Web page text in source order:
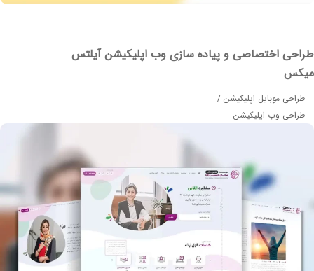
اختصاصی و پیاده سازی وب اپلیکیشن آیلتس
موبایل اپلیکیشن
وب اپلیکیشن